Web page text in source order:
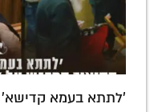
'לתתא בעמא קדישא'